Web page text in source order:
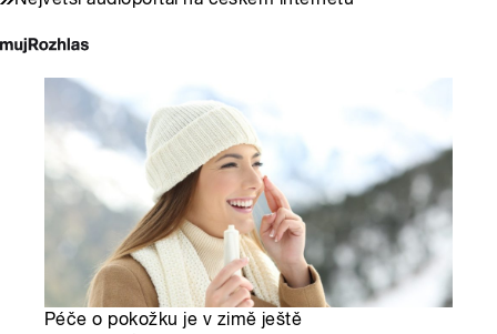
Péče o pokožku je v zimě ještě